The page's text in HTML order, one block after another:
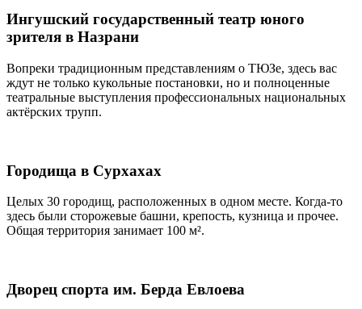
Ингушский государственный театр юного
зрителя в Назрани
Вопреки традиционным представлениям о ТЮЗе, здесь вас
ждут не только кукольные постановки, но и полноценные
театральные выступления профессиональных национальных
актёрских трупп.
Городища в Сурхахах
Целых 30 городищ, расположенных в одном месте. Когда-то
здесь были сторожевые башни, крепость, кузница и прочее.
Общая территория занимает 100 м².
Дворец спорта им. Берда Евлоева